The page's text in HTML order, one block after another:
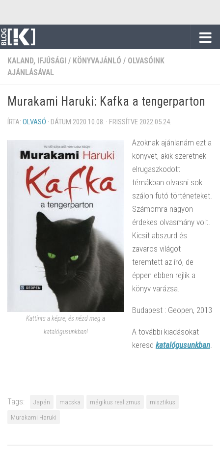
KALAND, IFJÚSÁGI / KÖNYVAJÁNLÓ / OLVASÓINK
AJÁNLÁSÁVAL
Murakami Haruki: Kafka a tengerparton
ÍRTA: OLVASÓ · DÁTUM 2020.10.08. · FRISSÍTVE 2022.05.24.
Kattints a képre, és nézd meg a
katalógusunkban!
Azoknak ajánlanám ezt a
könyvet, akik szeretnek
elrugaszkodott
témákban olvasni sok
szálon futó történeteket.
Számomra nagyon
érdekes olvasmány volt.
Kicsit abszurd és
zavaros világot
teremtett az író, de
éppen ebben rejlik a
könyv varázsa.
Budapest : Geopen, 2013
A további kiadásokat
keresd katalógusunkban.
Tags: Japán macska mágikus realizmus
misztikus
Murakami Haruki